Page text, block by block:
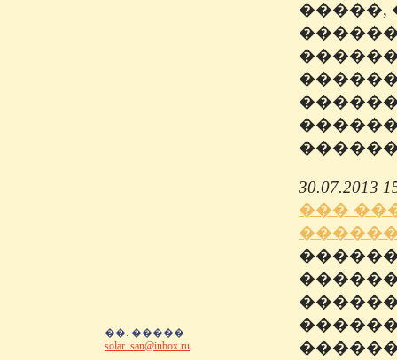
�����,
30.07.2013
���
��. �����
solar_san@inbox.ru